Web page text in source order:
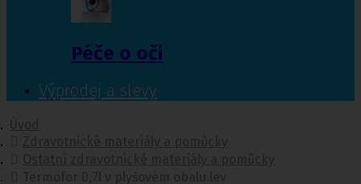
Péče o oči
Výprodej a slevy